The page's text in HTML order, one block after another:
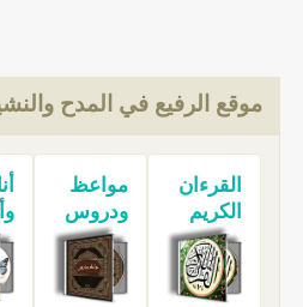
موقع الرفيع في المدح
القرءان
الكريم
مواعظ
ودروس